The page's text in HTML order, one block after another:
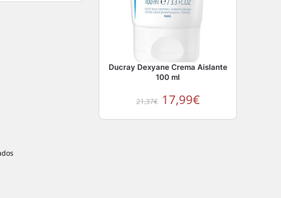
Ducray Dexyane Crema Aislante
100 ml
21,37€ 17,99€